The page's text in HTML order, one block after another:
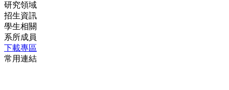
研究領域
招生資訊
學生相關
系所成員
下載專區
常用連結